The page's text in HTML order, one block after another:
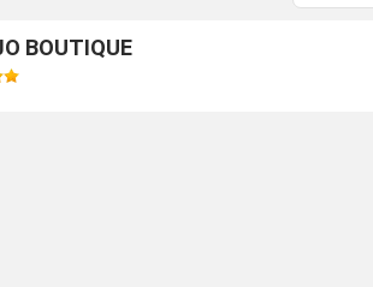
BOUTIQUE